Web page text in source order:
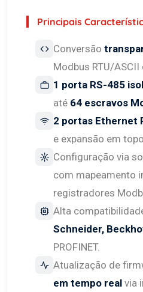
Principais
Conversão
Modbus RTU/ASCII
1 porta RS-485
até 64 escravos
2 portas Ethernet
e expansão em
Configuração via
com mapeamento
registradores
Alta
Schneider,
PROFINET.
Atualização de
em tempo real via